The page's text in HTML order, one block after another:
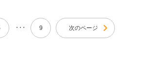
・・・ 9 次のページ